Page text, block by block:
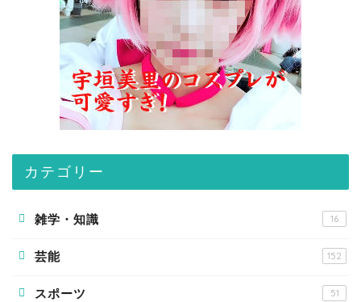
カテゴリー
雑学・知識 16
芸能 152
スポーツ 51